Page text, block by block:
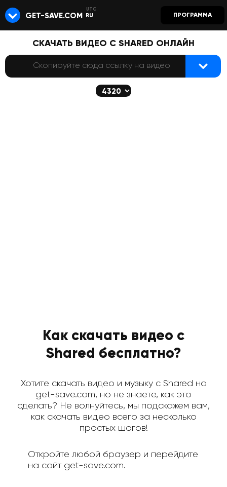
GET-SAVE.COM RU ПРОГРАММА
СКАЧАТЬ ВИДЕО С SHARED ОНЛАЙН
Как скачать видео с
Shared бесплатно?
Хотите скачать видео и музыку с Shared на
get-save.com, но не знаете, как это
сделать? Не волнуйтесь, мы подскажем вам,
как скачать видео всего за несколько
простых шагов!
Откройте любой браузер и перейдите
на сайт get-save.com.